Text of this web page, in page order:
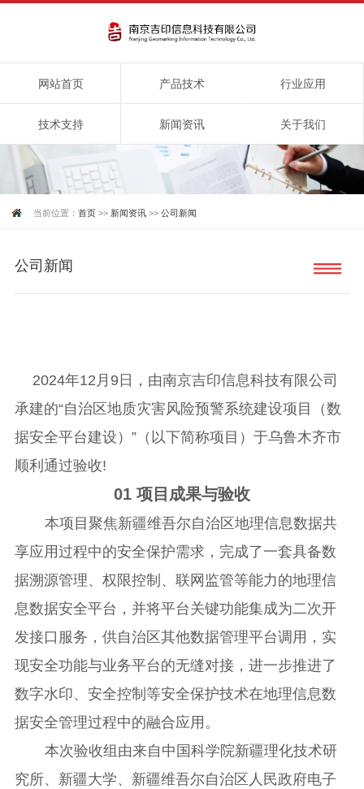
网站首页 产品技术 行业应用
技术支持 新闻资讯 关于我们
当前位置：首页 >> 新闻资讯 >>公司新闻
公司新闻
2024年12月9日，由南京吉印信息科技有限公司
承建的“自治区地质灾害风险预警系统建设项目（数
据安全平台建设）”（以下简称项目）于乌鲁木齐市
顺利通过验收!
01 项目成果与验收
本项目聚焦新疆维吾尔自治区地理信息数据共
享应用过程中的安全保护需求，完成了一套具备数
据溯源管理、权限控制、联网监管等能力的地理信
息数据安全平台，并将平台关键功能集成为二次开
发接口服务，供自治区其他数据管理平台调用，实
现安全功能与业务平台的无缝对接，进一步推进了
数字水印、安全控制等安全保护技术在地理信息数
据安全管理过程中的融合应用。
本次验收组由来自中国科学院新疆理化技术研
究所、新疆大学、新疆维吾尔自治区人民政府电子